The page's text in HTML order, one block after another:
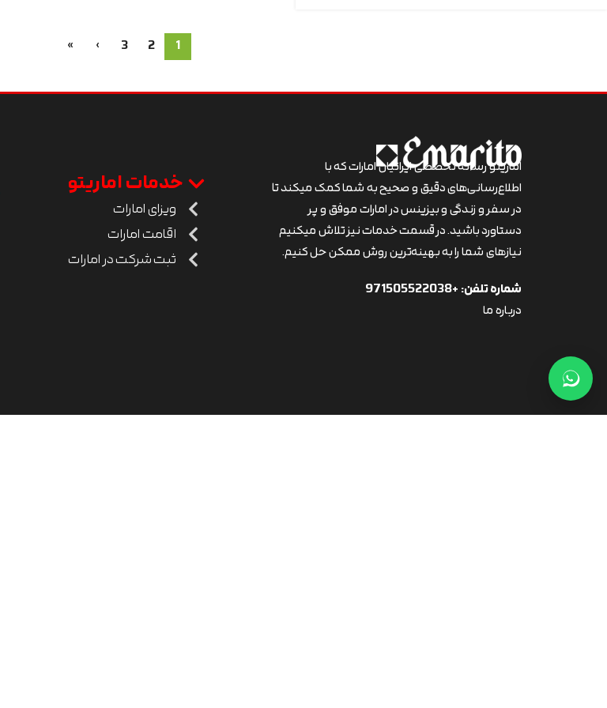
1
2
3
›
»
اماریتو رسانه تخصصی ایرانیان امارات که با
اطلاع‌رسانی‌های دقیق و صحیح به شما کمک میکند تا
در سفر و زندگی و بیزینس در امارات موفق و پر
دستاورد باشید. در قسمت خدمات نیز تلاش میکنیم
نیازهای شما را به بهینه‌ترین روش ممکن حل کنیم.
شماره تلفن:+971505522038
درباره ما
خدمات اماریتو
ویزای امارات
اقامت امارات
ثبت شرکت در امارات